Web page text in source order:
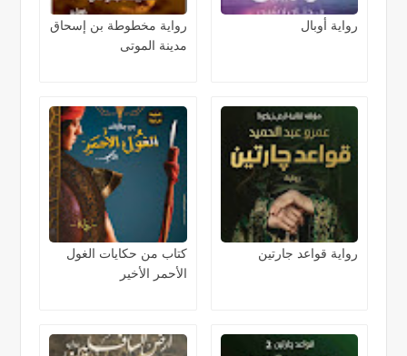
رواية أوبال
رواية مخطوطة بن إسحاق
مدينة الموتى
رواية قواعد جارتين
كتاب من حكايات الغول
الأحمر الأخير